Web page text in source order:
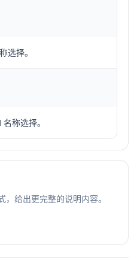
选择。
称选择。
给出更完整的说明内容。